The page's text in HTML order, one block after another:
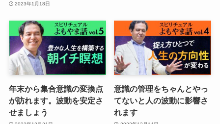
2023年1月18日
年末から集合意識の変換点
が訪れます。波動を安定さ
せましょう
意識の管理をちゃんとやっ
てないと人の波動に影響さ
れます